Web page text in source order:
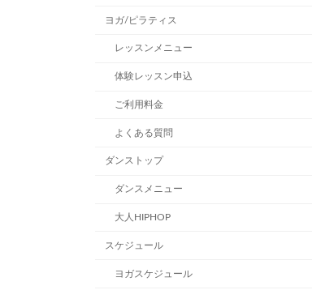
ヨガ/ピラティス
レッスンメニュー
体験レッスン申込
ご利用料金
よくある質問
ダンストップ
ダンスメニュー
大人HIPHOP
スケジュール
ヨガスケジュール